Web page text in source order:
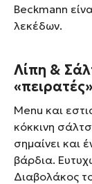
Beckmann
λεκέδων.
Λίπη &
Menu και
κόκκινη
σημαίνει και
βάρδια.
Διαβολάκος